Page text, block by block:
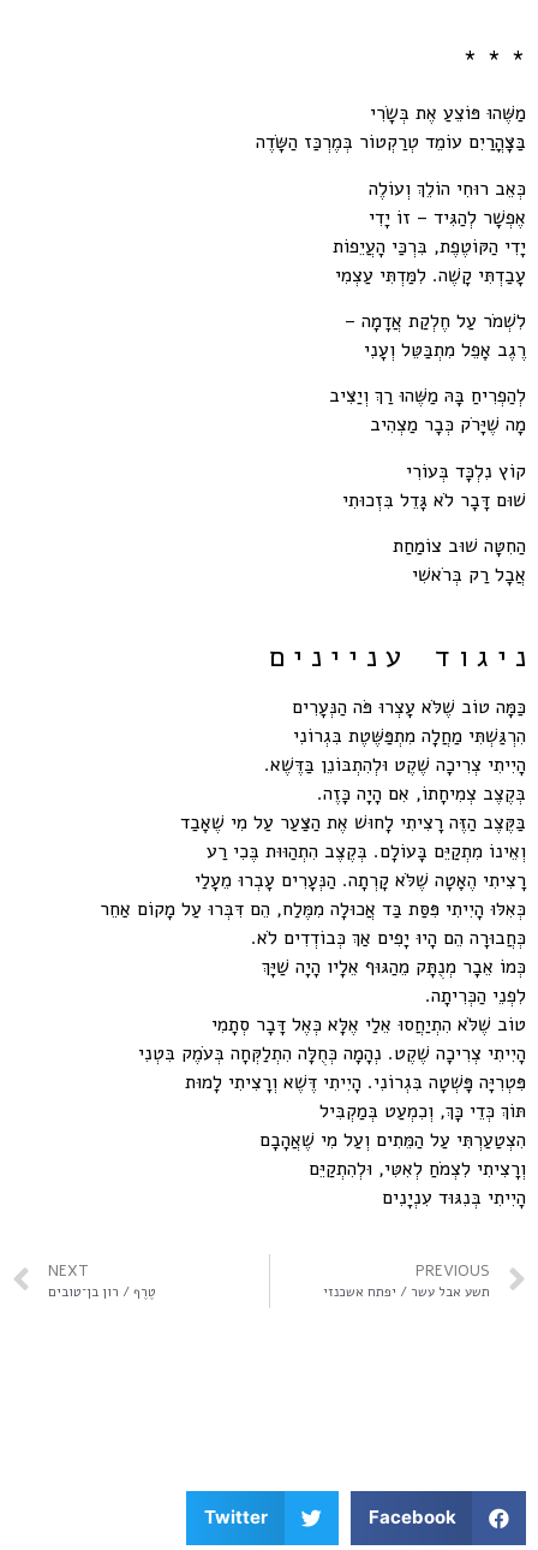
* * *
מַשֶּׁהוּ פּוֹצֵעַ אֶת בְּשָׂרִי
בַּצָּהֳרַיִם עוֹמֵד טְרַקְטוֹר בְּמֶרְכַּז הַשָּׂדֶה
כְּאֵב רוּחִי הוֹלֵךְ וְעוֹלֶה
אֶפְשָׁר לְהַגִּיד – זוֹ יָדִי
יָדִי הַקּוֹטֶפֶת, בִּרְכַּי הָעֲיֵפוֹת
עָבַדְתִּי קָשֶׁה. לִמַּדְתִּי עַצְמִי
לִשְׁמֹר עַל חֶלְקַת אֲדָמָה –
רֶגֶב אָפֵל מִתְבַּטֵּל וְעָנִי
לְהַפְרִיחַ בָּהּ מַשֶּׁהוּ רַךְ וְיַצִּיב
מָה שֶׁיָּרֹק כְּבָר מַצְהִיב
קוֹץ נִלְכָּד בְּעוֹרִי
שׁוּם דָּבָר לֹא גָּדֵל בִּזְכוּתִי
הַחִטָּה שׁוּב צוֹמַחַת
אֲבָל רַק בְּרֹאשִׁי
נ י ג ו ד ע נ י י נ י ם
כַּמָּה טוֹב שֶׁלֹּא עָצְרוּ פֹּה הַנְּעָרִים
הִרְגַּשְׁתִּי מַחֲלָה מִתְפַּשֶּׁטֶת בִּגְרוֹנִי
הָיִיתִי צְרִיכָה שֶׁקֶט וּלְהִתְבּוֹנֵן בַּדֶּשֶׁא.
בְּקֶצֶב צְמִיחָתוֹ, אִם הָיָה כָּזֶה.
בַּקֶּצֶב הַזֶּה רָצִיתִי לָחוּשׁ אֶת הַצַּעַר עַל מִי שֶׁאָבַד
וְאֵינוֹ מִתְקַיֵּם בָּעוֹלָם. בְּקֶצֶב הִתְהַוּוּת בֶּכִי רַע
רָצִיתִי הֶאָטָה שֶׁלֹּא קָרְתָה. הַנְּעָרִים עָבְרוּ מֵעָלַי
כְּאִלּוּ הָיִיתִי פִּסַּת בַּד אֲכוּלָה מִמֶּלַח, הֵם דִּבְּרוּ עַל מָקוֹם אַחֵר
כְּחֲבוּרָה הֵם הָיוּ יָפִים אַךְ כְּבוֹדְדִים לֹא.
כְּמוֹ אֵבָר מְנֻתָּק מֵהַגּוּף אֵלָיו הָיָה שַׁיָּךְ
לִפְנֵי הַכְּרִיתָה.
טוֹב שֶׁלֹּא הִתְיַחֲסוּ אֵלַי אֶלָּא כְּאֶל דָּבָר סְתָמִי
הָיִיתִי צְרִיכָה שֶׁקֶט. נְהָמָה כְּחֻלָּה הִתְלַקְּחָה בְּעֹמֶק בִּטְנִי
פִּטְרִיָּה פָּשְׁטָה בִּגְרוֹנִי. הָיִיתִי דֶּשֶׁא וְרָצִיתִי לָמוּת
תּוֹךְ כְּדֵי כָּךְ, וְכִמְעַט בְּמַקְבִּיל
הִצְטַעַרְתִּי עַל הַמֵּתִים וְעַל מִי שֶׁאֲהָבָם
וְרָצִיתִי לִצְמֹחַ לְאִטִּי, וּלְהִתְקַיֵּם
הָיִיתִי בְּנִגּוּד עִנְיָנִים
PREVIOUS
תשע אבל עשר / יפתח אשכנזי
NEXT
טֶרֶף / רון בן־טובים
Facebook
Twitter